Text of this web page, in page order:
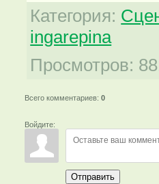
Категория:
ingarepina
Просмотров:
Всего комментариев:0
Войдите:
Отправить